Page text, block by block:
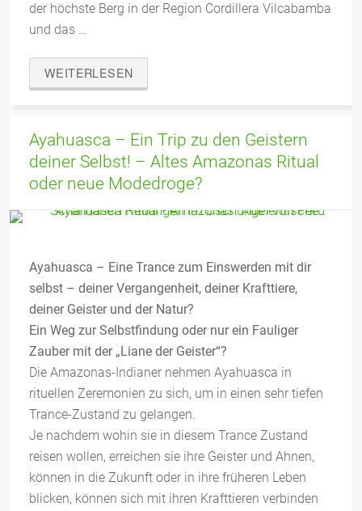
der höchste Berg in der Region Cordillera Vilcabamba
und das …
WEITERLESEN
Ayahuasca – Ein Trip zu den Geistern
deiner Selbst! – Altes Amazonas Ritual
oder neue Modedroge?
Ayahuasca – Eine Trance zum Einswerden mit dir
selbst – deiner Vergangenheit, deiner Krafttiere,
deiner Geister und der Natur?
Ein Weg zur Selbstfindung oder nur ein Fauliger
Zauber mit der „Liane der Geister“?
Die Amazonas-Indianer nehmen Ayahuasca in
rituellen Zeremonien zu sich, um in einen sehr tiefen
Trance-Zustand zu gelangen.
Je nachdem wohin sie in diesem Trance Zustand
reisen wollen, erreichen sie ihre Geister und Ahnen,
können in die Zukunft oder in ihre früheren Leben
blicken, können sich mit ihren Krafttieren verbinden